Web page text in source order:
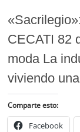
CECATI 82
moda La
viviendo
Comparte esto:
Facebook